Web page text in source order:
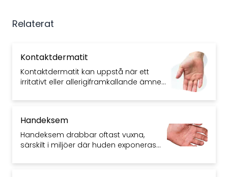
Relaterat
Kontaktdermatit
Kontaktdermatit kan uppstå när ett
irritativt eller allerigiframkallande ämne
ge torr hud, utslag och blåsor.
Handeksem
Handeksem drabbar oftast vuxna,
särskilt i miljöer där huden exponeras